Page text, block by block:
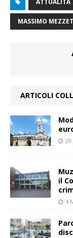
ATTUALITÀ
MASSIMO
ARTICOLI
29
il
4